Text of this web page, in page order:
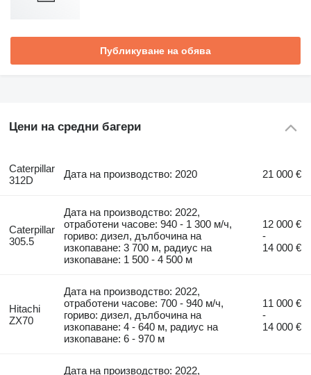
Публикуване на обява
Цени на средни багери
Caterpillar
312D
Дата на производство: 2020 21 000 €
Caterpillar
305.5
Дата на производство: 2022,
отработени часове: 940 - 1 300 м/ч,
гориво: дизел, дълбочина на
изкопаване: 3 700 м, радиус на
изкопаване: 1 500 - 4 500 м
12 000 €
-
14 000 €
Hitachi
ZX70
Дата на производство: 2022,
отработени часове: 700 - 940 м/ч,
гориво: дизел, дълбочина на
изкопаване: 4 - 640 м, радиус на
изкопаване: 6 - 970 м
11 000 €
-
14 000 €
Дата на производство: 2022,